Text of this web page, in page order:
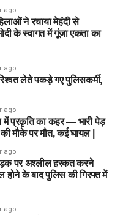
ago
ने रचाया मेहंदी से
के स्वागत में गूंजा एकता का
ago
लेते पकड़े गए पुलिसकर्मी,
ago
में प्रकृति का कहर — भारी पेड़
मौके पर मौत, कई घायल |
ago
पर अश्लील हरकत करने
होने के बाद पुलिस की गिरफ्त में
ago